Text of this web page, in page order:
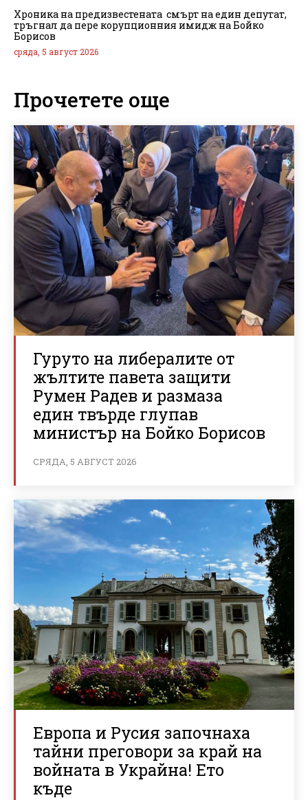
Хроника на предизвестената смърт на един депутат,
тръгнал да пере корупционния имидж на Бойко
Борисов
сряда, 5 август 2026
Прочетете още
Гуруто на либералите от
жълтите павета защити
Румен Радев и размаза
един твърде глупав
министър на Бойко Борисов
СРЯДА, 5 АВГУСТ 2026
Европа и Русия започнаха
тайни преговори за край на
войната в Украйна! Ето
къде